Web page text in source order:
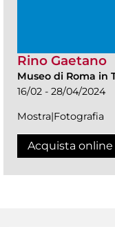
Rino Gaetano
Museo di Roma in
16/02 - 28/04/2024
Mostra|Fotografia
Acquista online